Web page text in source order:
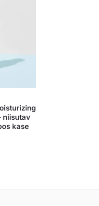
niisutav
kase